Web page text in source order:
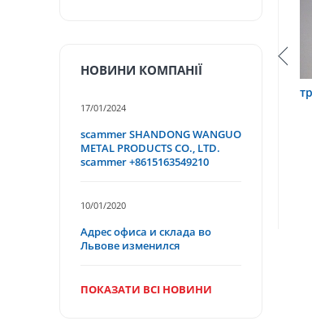
труба 9х0,2 12Х18Н10Т
НОВИНИ КОМПАНІЇ
17/01/2024
scammer SHANDONG WANGUO
METAL PRODUCTS CO., LTD.
scammer +8615163549210
10/01/2020
Адрес офиса и склада во
Львове изменился
ПОКАЗАТИ ВСІ НОВИНИ